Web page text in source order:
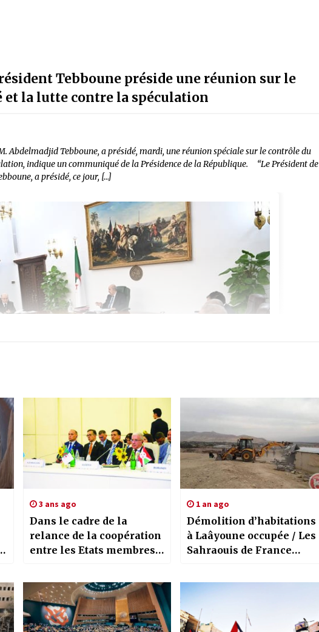
Tebboune préside une réunion sur le
et la lutte contre la spéculation
Abdelmadjid Tebboune, a présidé, mardi, une réunion spéciale sur le contrôle du
indique un communiqué de la Présidence de la République. “Le Président de
a présidé, ce jour, […]
3 ans ago
Dans le cadre de la
relance de la coopération
entre les Etats membres /
parlementaire du MNA
1 an ago
Démolition d’habitations
à Laâyoune occupée / Les
Sahraouis de France
répressives de l’occupant
marocain